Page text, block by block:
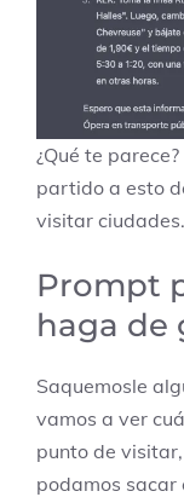
¿Qué te
partido a esto
visitar
Prompt
haga de
Saquemosle
vamos a ver
punto de
podamos sacar